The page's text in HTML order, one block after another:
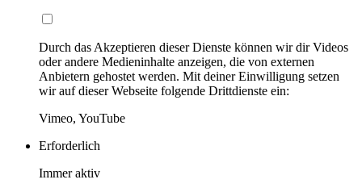
Durch das Akzeptieren dieser Dienste können wir dir Videos
oder andere Medieninhalte anzeigen, die von externen
Anbietern gehostet werden. Mit deiner Einwilligung setzen
wir auf dieser Webseite folgende Drittdienste ein:
Vimeo, YouTube
Erforderlich
Immer aktiv